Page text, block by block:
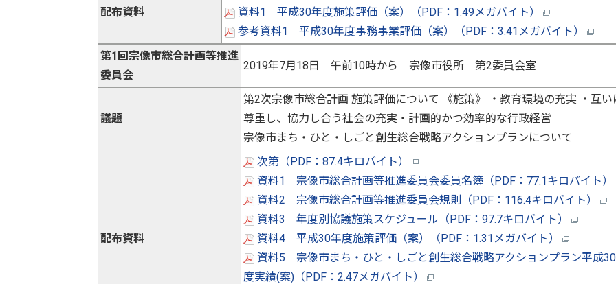
配布資料
資料1 平成30年度施策評価（案）（PDF：1.49メガバイト）
参考資料1 平成30年度事務事業評価（案）（PDF：3.41メガバイト）
第1回宗像市総合計画等推進
委員会
2019年7月18日 午前10時から 宗像市役所 第2委員会室
議題
第2次宗像市総合計画 施策評価について 《施策》 ・教育環境の充実 ・互い
尊重し、協力し合う社会の充実・計画的かつ効率的な行政経営
宗像市まち・ひと・しごと創生総合戦略アクションプランについて
配布資料
次第（PDF：87.4キロバイト）
資料1 宗像市総合計画等推進委員会委員名簿（PDF：77.1キロバイト）
資料2 宗像市総合計画等推進委員会規則（PDF：116.4キロバイト）
資料3 年度別協議施策スケジュール（PDF：97.7キロバイト）
資料4 平成30年度施策評価（案）（PDF：1.31メガバイト）
資料5 宗像市まち・ひと・しごと創生総合戦略アクションプラン平成
度実績(案)（PDF：2.47メガバイト）